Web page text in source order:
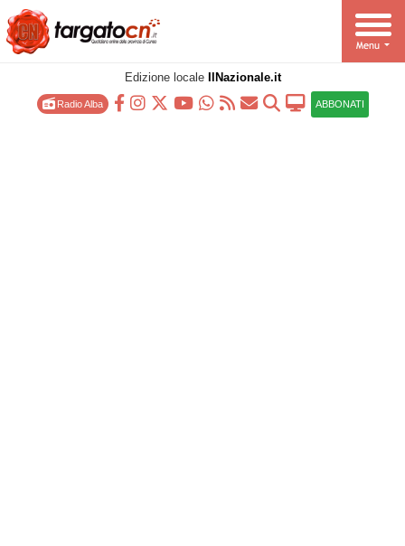
Edizione locale IlNazionale.it
Radio Alba ABBONATI